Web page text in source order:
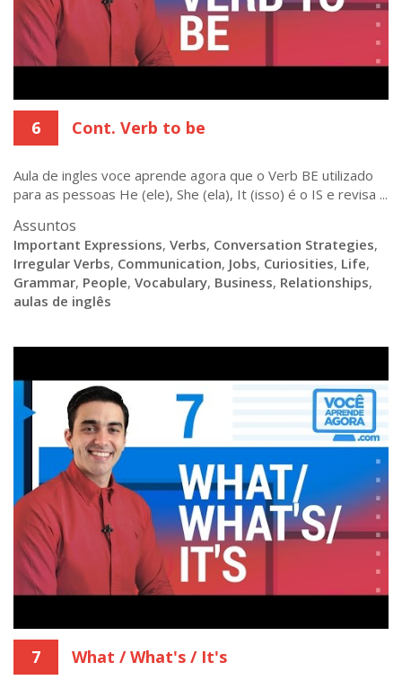
6 Cont. Verb to be
Aula de ingles voce aprende agora que o Verb BE utilizado
para as pessoas He (ele), She (ela), It (isso) é o IS e revisa ...
Assuntos
Important Expressions, Verbs, Conversation Strategies,
Irregular Verbs, Communication, Jobs, Curiosities, Life,
Grammar, People, Vocabulary, Business, Relationships,
aulas de inglês
7 What / What's / It's